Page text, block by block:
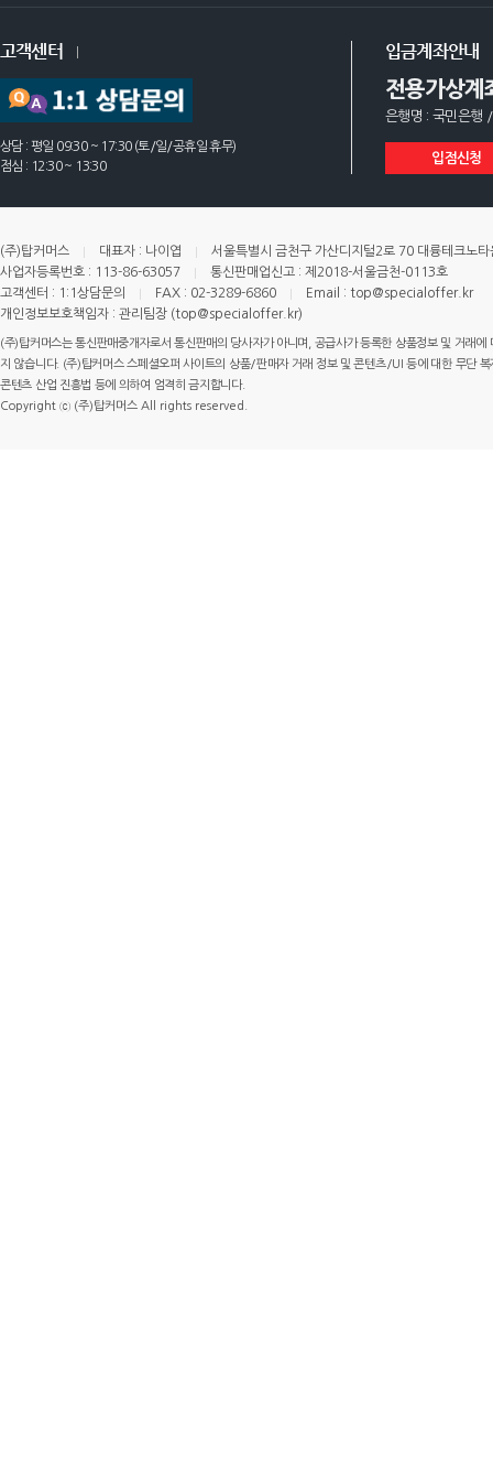
고객센터
상담 : 평일 09:30 ~ 17:30 (토/일/공휴일 휴무)
점심 : 12:30 ~ 13:30
입금계좌안내
전용가상계
은행명 : 국민은행
입점신청
(주)탑커머스 대표자 : 나이엽
서울특별시 금천구 가산디지털2로 70 대륭테크노
사업자등록번호 : 113-86-63057
통신판매업신고 : 제2018-서울금천-0113호
고객센터 : 1:1상담문의
FAX : 02-3289-6860
Email : top@specialoffer.kr
개인정보보호책임자 : 관리팀장 (top@specialoffer.kr)
(주)탑커머스는 통신판매중개자로서 통신판매의 당사자가 아니며, 공급사가 등록한 상품정보 및 거래
지 않습니다. (주)탑커머스 스페셜오퍼 사이트의 상품/판매자 거래 정보 및 콘텐츠/UI 등에 대한 무단
콘텐츠 산업 진흥법 등에 의하여 엄격히 금지합니다.
Copyright ⓒ (주)탑커머스 All rights reserved.